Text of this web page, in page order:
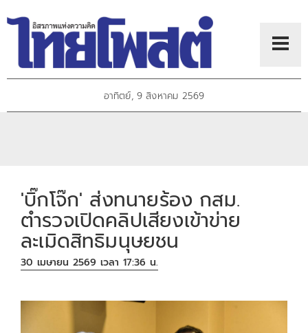
อาทิตย์, 9 สิงหาคม 2569
'บิ๊กโจ๊ก' ส่งทนายร้อง กสม.
ตำรวจเปิดคลิปเสียงเข้าข่าย
ละเมิดสิทธิมนุษยชน
30 เมษายน 2569 เวลา 17:36 น.